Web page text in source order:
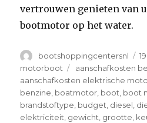
vertrouwen genieten van
bootmotor op het water.
Author
bootshoppingcentersnl
motorboot
Tags
aanschafkosten
aanschafkosten elektrische
benzine boatmotor boot boot
brandstoftype budget diesel
elektriciteit gewicht grootte